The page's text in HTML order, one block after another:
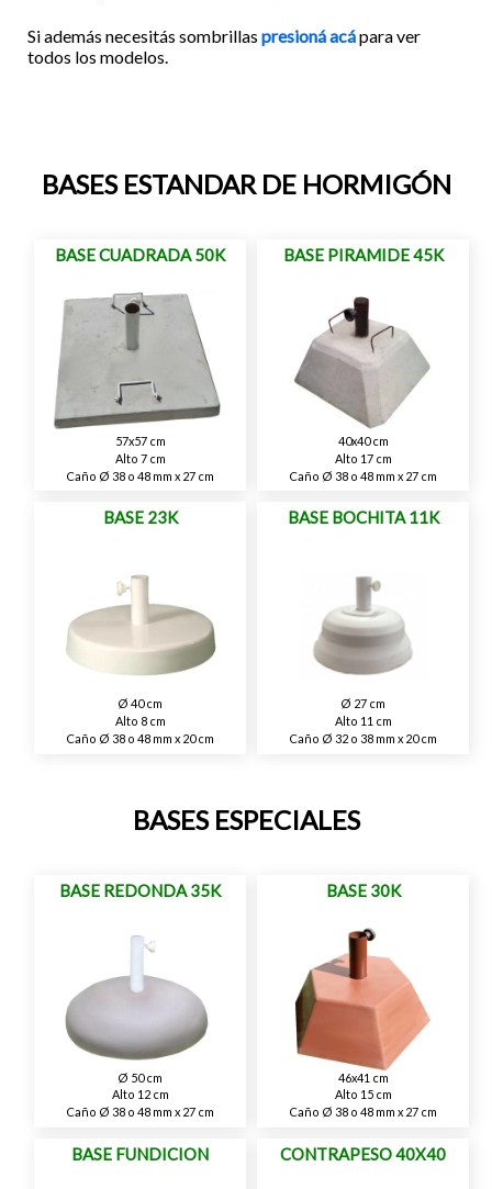
Si además necesitás sombrillas presioná acápara ver
todos los modelos.
BASES ESTANDAR DE HORMIGÓN
BASE CUADRADA 50K
57x57 cm
Alto 7 cm
Caño Ø 38 o 48 mm x 27 cm
BASE PIRAMIDE 45K
40x40 cm
Alto 17 cm
Caño Ø 38 o 48 mm x 27 cm
BASE 23K
Ø 40 cm
Alto 8 cm
Caño Ø 38 o 48 mm x 20 cm
BASE BOCHITA 11K
Ø 27 cm
Alto 11 cm
Caño Ø 32 o 38 mm x 20 cm
BASES ESPECIALES
BASE REDONDA 35K
Ø 50 cm
Alto 12 cm
Caño Ø 38 o 48 mm x 27 cm
BASE 30K
46x41 cm
Alto 15 cm
Caño Ø 38 o 48 mm x 27 cm
BASE FUNDICION CONTRAPESO 40X40